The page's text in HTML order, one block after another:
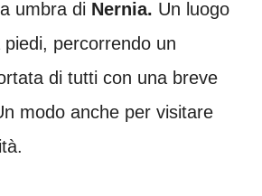
umbra di Nernia. Un luogo
piedi, percorrendo un
di tutti con una breve
modo anche per visitare